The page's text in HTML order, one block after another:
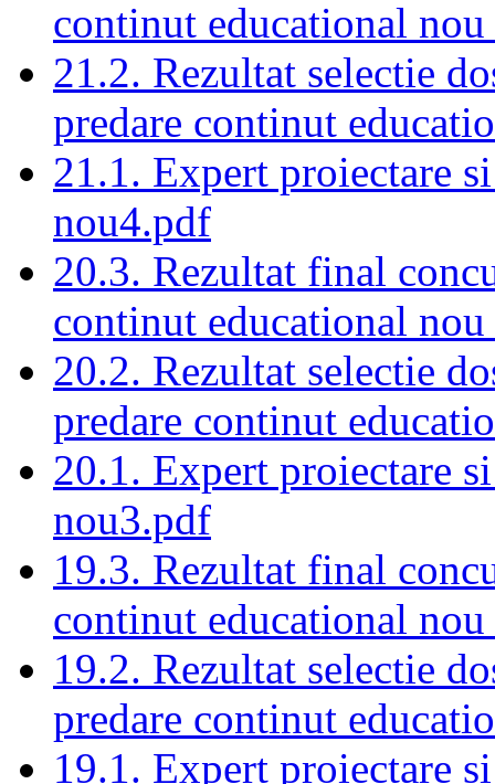
continut educational
21.2. Rezultat selectie
predare continut
21.1. Expert proiectare
nou4.pdf
20.3. Rezultat final
continut educational
20.2. Rezultat selectie
predare continut
20.1. Expert proiectare
nou3.pdf
19.3. Rezultat final
continut educational
19.2. Rezultat selectie
predare continut
19.1. Expert proiectare